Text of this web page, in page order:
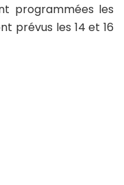
programmées les
prévus les 14 et 16